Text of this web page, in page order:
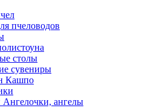
пчеловодов
столы
сувениры
Кашпо
Ангелочки, ангелы